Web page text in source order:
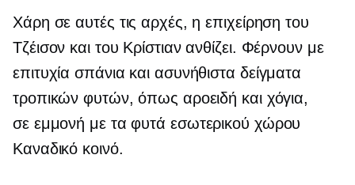
Χάρη σε αυτές τις αρχές, η επιχείρηση του
Τζέισον και του Κρίστιαν ανθίζει. Φέρνουν με
επιτυχία σπάνια και ασυνήθιστα δείγματα
τροπικών φυτών, όπως αροειδή και χόγια,
σε εμμονή με τα φυτά εσωτερικού χώρου
Καναδικό κοινό.